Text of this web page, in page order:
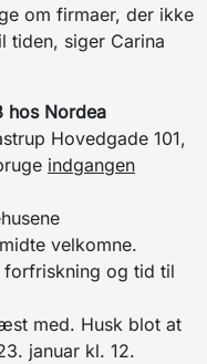
om firmaer, der ikke
tiden, siger Carina
hos Nordea
Hovedgade 101,
indgangen
velkomne.
forfriskning og tid til
med. Husk blot at
januar kl. 12.